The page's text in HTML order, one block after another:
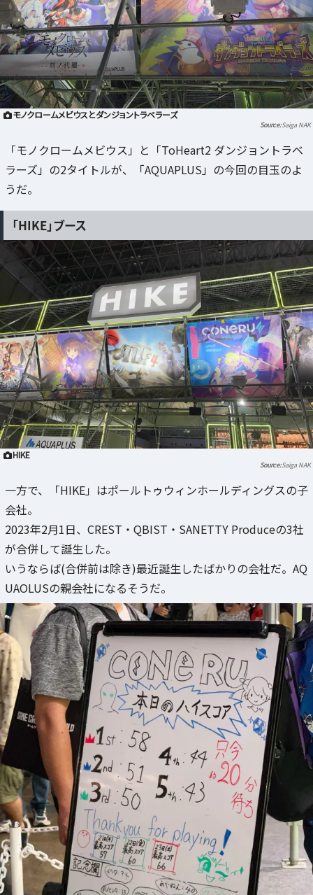
モノクロームメビウスとダンジョントラベラーズ
Saiga NAK
「モノクロームメビウス」と「ToHeart2 ダンジョントラベ
ラーズ」の2タイトルが、「AQUAPLUS」の今回の目玉のよ
うだ。
「HIKE」ブース
HIKE
Saiga NAK
一方で、「HIKE」はポールトゥウィンホールディングスの子
会社。
2023年2月1日、CREST・QBIST・SANETTY Produceの3社
が合併して誕生した。
いうならば(合併前は除き)最近誕生したばかりの会社だ。AQ
UAOLUSの親会社になるそうだ。